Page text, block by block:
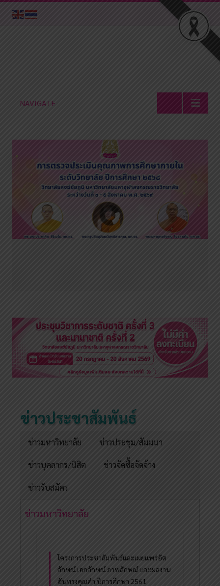
NAVIGATE
ข่าวประชาสัมพันธ์
ข่าวมหาวิทยาลัย ข่าวประชุม/สัมมนา
ข่าวบุคลากร/นิสิต ข่าวจัดซื้อจัดจ้าง
ข่าวรับสมัคร
ข่าวมหาวิทยาลัย
โครงการประชาสัมพันธ์และเผยแพร่อัต
ลักษณ์ เอกลักษณ์ ภาพลักษณ์ และผลงาน
อันทรงคุณค่า ปีการศึกษา 2561